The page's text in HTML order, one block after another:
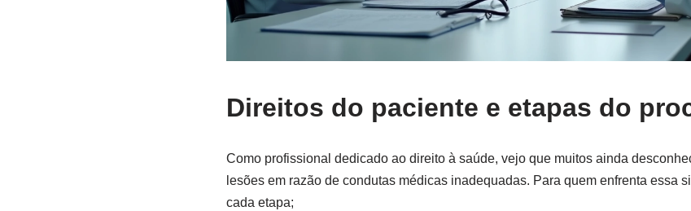
Direitos do paciente e etapas do
Como profissional dedicado ao direito à saúde, vejo que muitos ainda
lesões em razão de condutas médicas inadequadas. Para quem enfrenta essa
cada etapa;